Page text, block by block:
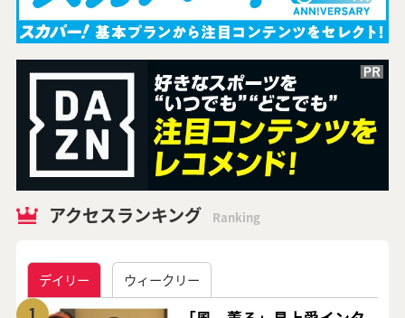
アクセスランキング Ranking
デイリー ウィークリー
1